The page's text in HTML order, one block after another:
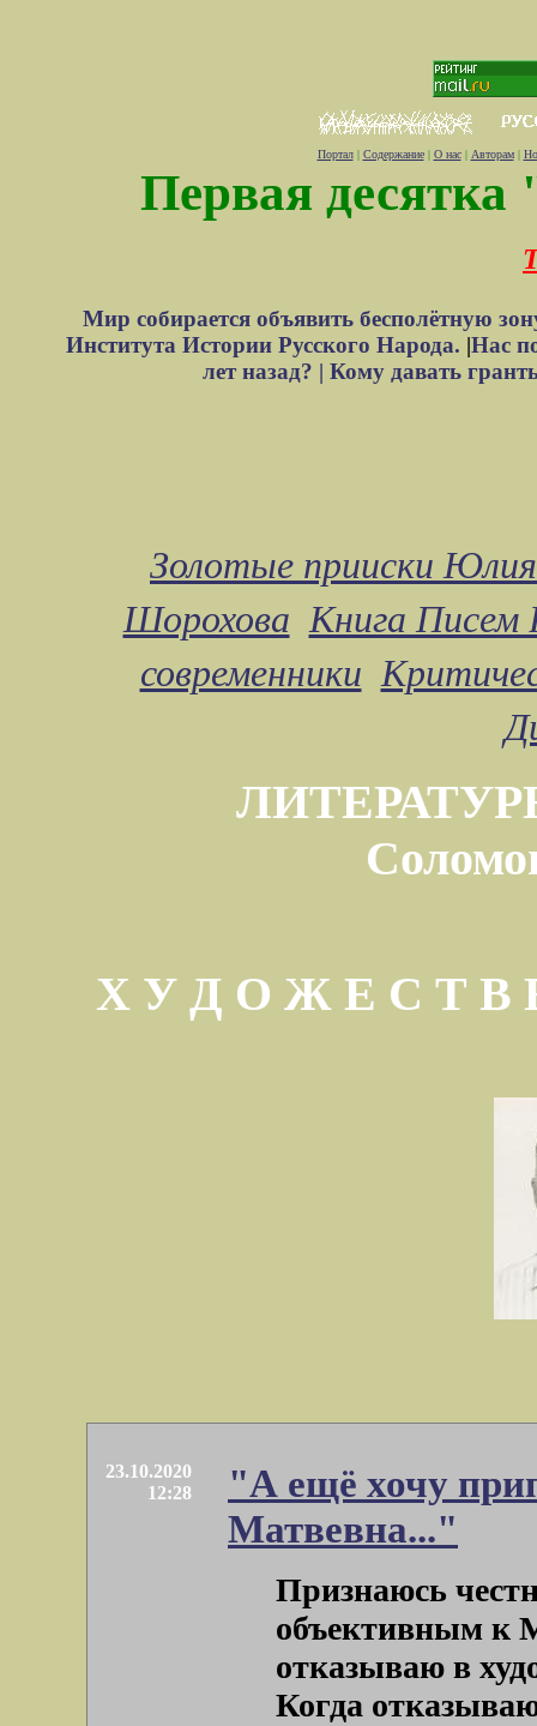
Портал| Содержание| О нас| Авторам|
Первая десятка
Мир собирается объявить бесполётную
Института Истории Русского Народа. |Нас
лет назад? | Кому давать
Золотые прииски
Шорохова Книга Писем
современники
Х У Д О Ж Е С Т
23.10.2020
12:28
"А ещё хочу
Матвевна..."
Признаюсь
объективным к
отказываю в
Когда